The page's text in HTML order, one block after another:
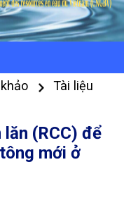
Tài liệu
(RCC) để
mới ở